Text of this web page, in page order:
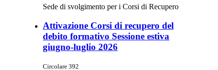
Sede di svolgimento per i Corsi di Recupero
Attivazione Corsi di recupero del
debito formativo Sessione estiva
giugno-luglio 2026
Circolare 392